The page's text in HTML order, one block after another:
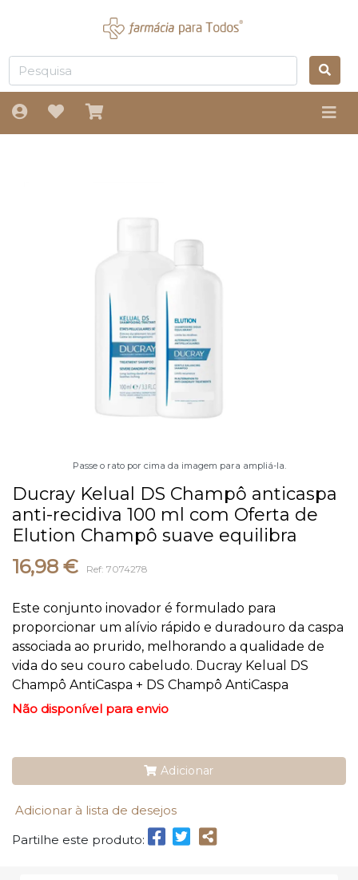
Passe o rato por cima da imagem para ampliá-la.
Ducray Kelual DS Champô anticaspa
anti-recidiva 100 ml com Oferta de
Elution Champô suave equilibra
16,98 € Ref: 7074278
Este conjunto inovador é formulado para
proporcionar um alívio rápido e duradouro da caspa
associada ao prurido, melhorando a qualidade de
vida do seu couro cabeludo. Ducray Kelual DS
Champô AntiCaspa + DS Champô AntiCaspa
Não disponível para envio
Adicionar
Adicionar à lista de desejos
Partilhe este produto: